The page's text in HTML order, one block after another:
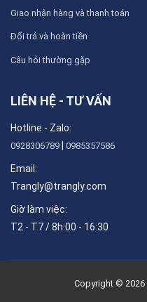
Giao nhận hàng và thanh toán
Đổi trả và hoàn tiền
Câu hỏi thường gặp
LIÊN HỆ - TƯ VẤN
Hotline - Zalo:
0928306789 0985357586
Email:
Trangly@trangly.com
Giờ làm việc:
T2 - T7 / 8h:00 - 16:30
Copyright © 2026